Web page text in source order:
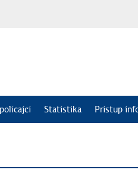
Statistika Pristup